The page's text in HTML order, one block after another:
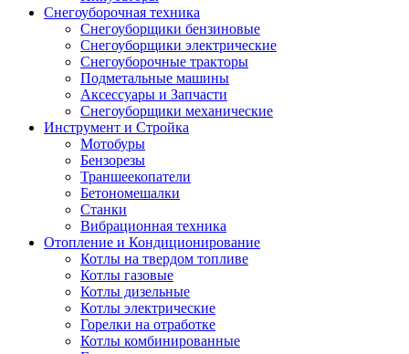
Снегоуборочная техника
Снегоуборщики бензиновые
Снегоуборщики электрические
Снегоуборочные тракторы
Подметальные машины
Аксессуары и Запчасти
Снегоуборщики механические
Инструмент и Стройка
Мотобуры
Бензорезы
Траншеекопатели
Бетономешалки
Станки
Вибрационная техника
Отопление и Кондиционирование
Котлы на твердом топливе
Котлы газовые
Котлы дизельные
Котлы электрические
Горелки на отработке
Котлы комбинированные